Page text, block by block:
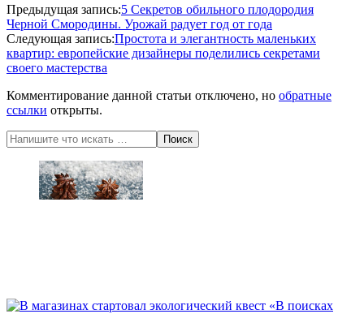
2020-
05-
13
Предыдущая запись:5 Секретов обильного плодородия
Черной Смородины. Урожай радует год от года
Следующая запись:Простота и элегантность маленьких
квартир: европейские дизайнеры поделились секретами
своего мастерства
Комментирование данной статьи отключено, но обратные
ссылки открыты.
Поиск